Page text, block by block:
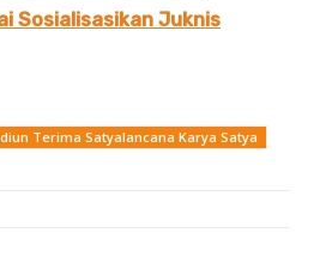
Sosialisasikan Juknis
Terima Satyalancana Karya Satya